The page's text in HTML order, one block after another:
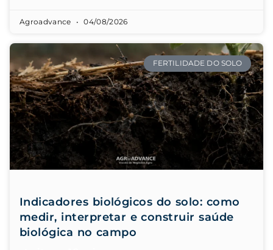
Agroadvance 04/08/2026
FERTILIDADE DO SOLO
Indicadores biológicos do solo: como
medir, interpretar e construir saúde
biológica no campo